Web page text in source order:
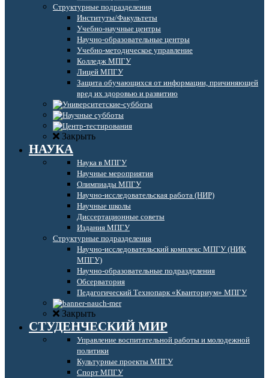
Структурные подразделения
Институты/Факультеты
Учебно-научные центры
Научно-образовательные центры
Учебно-методическое управление
Колледж МПГУ
Лицей МПГУ
Защита обучающихся от информации, причиняющей
вред их здоровью и развитию
Закрыть
НАУКА
Наука в МПГУ
Научные мероприятия
Олимпиады МПГУ
Научно-исследовательская работа (НИР)
Научные школы
Диссертационные советы
Издания МПГУ
Структурные подразделения
Научно-исследовательский комплекс МПГУ (НИК
МПГУ)
Научно-образовательные подразделения
Обсерватория
Педагогический Технопарк «Кванториум» МПГУ
Закрыть
СТУДЕНЧЕСКИЙ МИР
Управление воспитательной работы и молодежной
политики
Культурные проекты МПГУ
Спорт МПГУ